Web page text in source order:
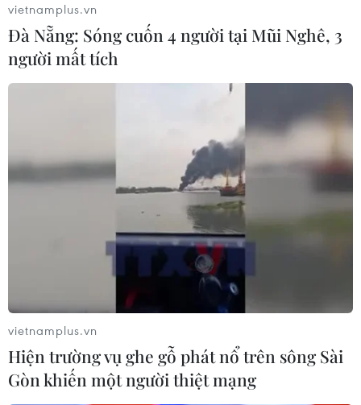
vietnamplus.vn
Đà Nẵng: Sóng cuốn 4 người tại Mũi Nghê, 3
người mất tích
vietnamplus.vn
Hiện trường vụ ghe gỗ phát nổ trên sông Sài
Gòn khiến một người thiệt mạng